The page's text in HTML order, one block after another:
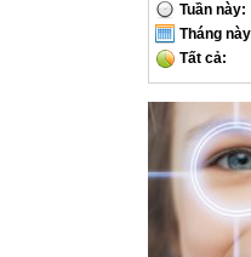
Tuần này:
Tháng
Tất cả: